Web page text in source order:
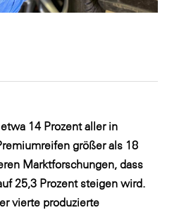
& Kraftstoff
14 Prozent aller in
größer als 18
Marktforschungen, dass
25,3 Prozent steigen wird.
vierte produzierte